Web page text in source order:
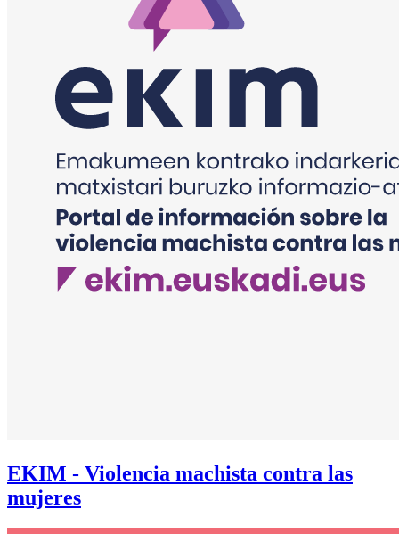
EKIM - Violencia machista contra las
mujeres